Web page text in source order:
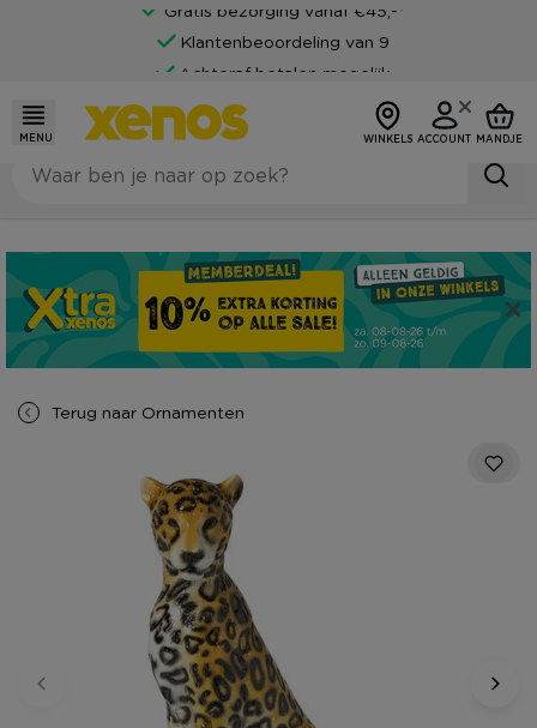
Gratis bezorging vanaf €45,-*
Klantenbeoordeling van 9
Achteraf betalen mogelijk
MENU WINKELS ACCOUNT MANDJE
Terug naar Ornamenten